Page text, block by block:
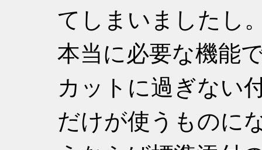
てしまいましたし
本当に必要な機能
カットに過ぎない
だけが使うものに